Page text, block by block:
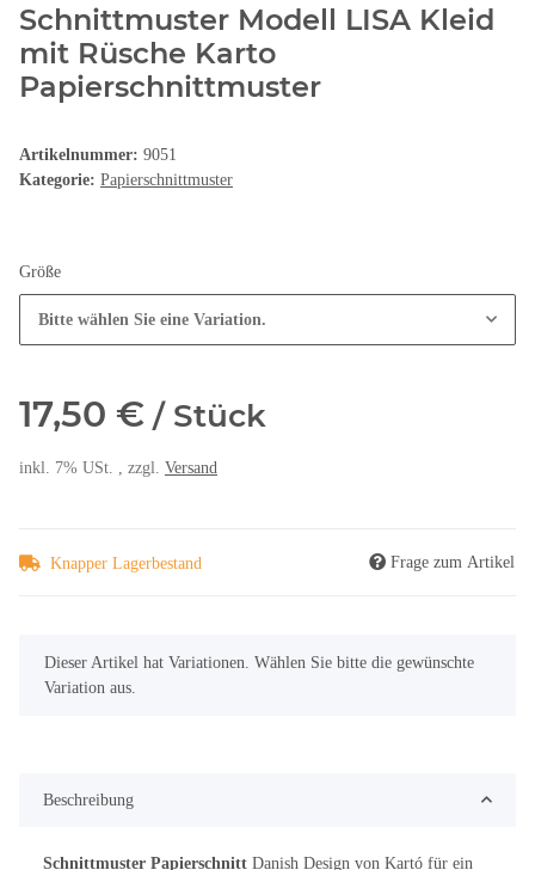
Schnittmuster Modell LISA Kleid
mit Rüsche Karto
Papierschnittmuster
Artikelnummer: 9051
Kategorie: Papierschnittmuster
Größe
Bitte wählen Sie eine Variation.
17,50 € / Stück
inkl. 7% USt. , zzgl. Versand
Knapper Lagerbestand Frage zum Artikel
x
Dieser Artikel hat Variationen. Wählen Sie bitte die gewünschte
Variation aus.
Beschreibung
Schnittmuster Papierschnitt Danish Design von Kartó für ein